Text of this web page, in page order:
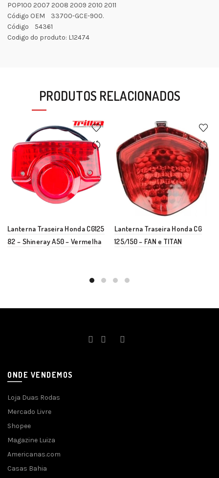
POP100 2007 2008 2009 2010 2011
Código OEM 33700-GCE-900.
Código 54361
Codigo do produto: L12474
PRODUTOS RELACIONADOS
Lanterna Traseira Honda CG125
82 – Shineray A50 – Vermelha
Lanterna Traseira Honda CG
125/150 – FAN e TITAN
ONDE VENDEMOS
Loja Duas Rodas
Mercado Livre
Shopee
Magazine Luiza
Americanas.com
Casas Bahia